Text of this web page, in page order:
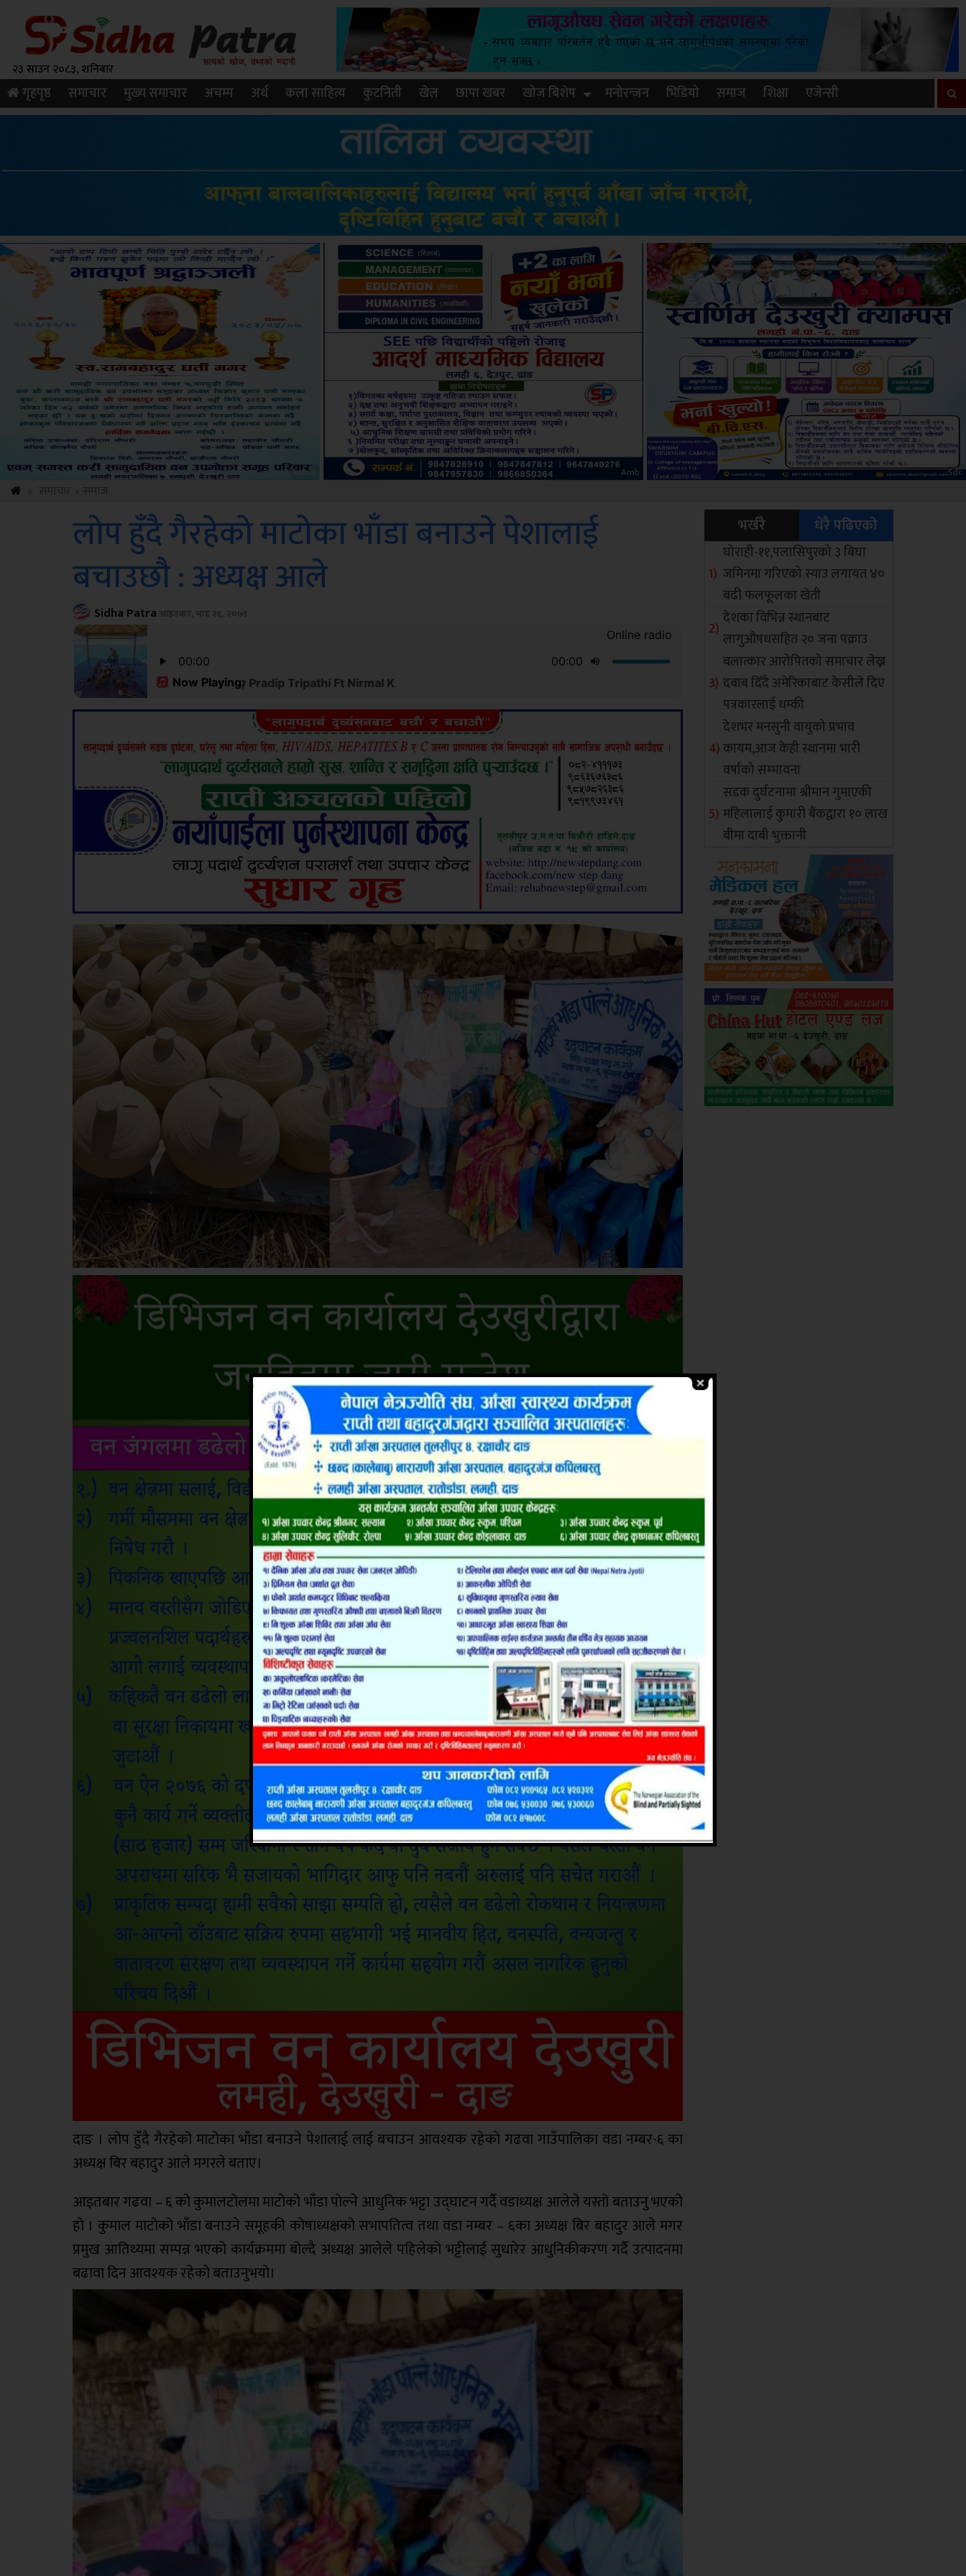
२३ साउन २०८३, शनिबार
गृहपृष्ठ समाचार मुख्य समाचार अचम्म अर्थ कला साहित्य कुटनिती खेल छापा खबर खोज बिशेष मनोरन्जन भिडियो समाज शिक्षा एजेन्सी
Amb Sdc ksbus
लोप हुँदै गैरहेको माटोका भाँडा बनाउने पेशालाई
बचाउछौ : अध्यक्ष आले
Sidha Patra आइतबार, भाद्र २६, २०७९
दाङ । लोप हुँदै गैरहेको माटोका भाँडा बनाउने पेशालाई लाई बचाउन आवश्यक रहेको गढवा गाउँपालिका वडा नम्बर-६ का
अध्यक्ष बिर बहादुर आले मगरले बताए।
आइतबार गढवा – ६ को कुमालटोलमा माटोको भाँडा पोल्ने आधुनिक भट्टा उद्घाटन गर्दै वडाध्यक्ष आलेले यस्तो बताउनु भएको
हो । कुमाल माटोको भाँडा बनाउने समूहकी कोषाध्यक्षको सभापतित्व तथा वडा नम्बर – ६का अध्यक्ष बिर बहादुर आले मगर
प्रमुख आतिथ्यमा सम्पन्न भएको कार्यक्रममा बोल्दै अध्यक्ष आलेले पहिलेको भट्टीलाई सुधारेर आधुनिकीकरण गर्दै उत्पादनमा
बढावा दिन आवश्यक रहेको बताउनुभयो।
भर्खरै धेरै पढिएको
घोराही-११,पलासिपुरको ३ बिघा
जमिनमा गरिएको स्याउ लगायत ४०
बढी फलफूलका खेती
देशका विभिन्न स्थानबाट
लागुऔषधसहित २० जना पक्राउ
बलात्कार आरोपितको समाचार लेख्न
दबाब दिँदै अमेरिकाबाट केसीले दिए
पत्रकारलाई धम्की
देशभर मनसुनी वायुको प्रभाव
कायम,आज केही स्थानमा भारी
वर्षाको सम्भावना
सडक दुर्घटनामा श्रीमान गुमाएकी
महिलालाई कुमारी बैंकद्वारा १० लाख
बीमा दाबी भुक्तानी